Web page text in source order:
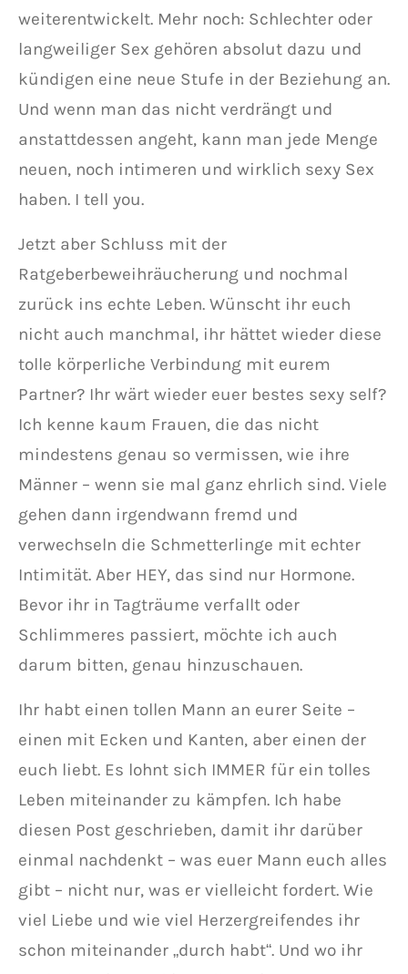
weiterentwickelt. Mehr noch: Schlechter oder
langweiliger Sex gehören absolut dazu und
kündigen eine neue Stufe in der Beziehung an.
Und wenn man das nicht verdrängt und
anstattdessen angeht, kann man jede Menge
neuen, noch intimeren und wirklich sexy Sex
haben. I tell you.
Jetzt aber Schluss mit der
Ratgeberbeweihräucherung und nochmal
zurück ins echte Leben. Wünscht ihr euch
nicht auch manchmal, ihr hättet wieder diese
tolle körperliche Verbindung mit eurem
Partner? Ihr wärt wieder euer bestes sexy self?
Ich kenne kaum Frauen, die das nicht
mindestens genau so vermissen, wie ihre
Männer – wenn sie mal ganz ehrlich sind. Viele
gehen dann irgendwann fremd und
verwechseln die Schmetterlinge mit echter
Intimität. Aber HEY, das sind nur Hormone.
Bevor ihr in Tagträume verfallt oder
Schlimmeres passiert, möchte ich auch
darum bitten, genau hinzuschauen.
Ihr habt einen tollen Mann an eurer Seite –
einen mit Ecken und Kanten, aber einen der
euch liebt. Es lohnt sich IMMER für ein tolles
Leben miteinander zu kämpfen. Ich habe
diesen Post geschrieben, damit ihr darüber
einmal nachdenkt – was euer Mann euch alles
gibt – nicht nur, was er vielleicht fordert. Wie
viel Liebe und wie viel Herzergreifendes ihr
schon miteinander „durch habt“. Und wo ihr